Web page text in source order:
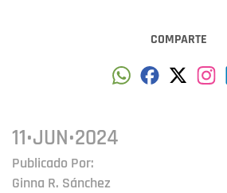
COMPARTE
Publicado Por:
Ginna R. Sánchez
11•JUN•2024